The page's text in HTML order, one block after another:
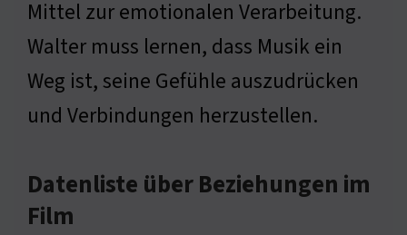
Mittel zur emotionalen Verarbeitung.
Walter muss lernen, dass Musik ein
Weg ist, seine Gefühle auszudrücken
und Verbindungen herzustellen.
Datenliste über Beziehungen im
Film